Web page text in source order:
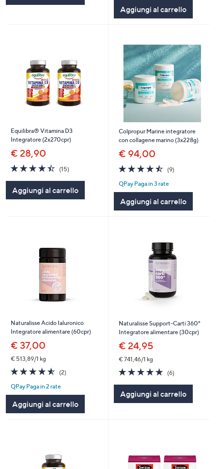
Stars
Aggiungi al carrello
Equilibra® Vitamina D3
Integratore (2x270cpr)
€ 28,90
4.4
of
Stars
(15)15
Aggiungi al carrello
Colpropur Marine integratore
con collagene marino (3x228g)
€ 94,00
4.4
of
5
Stars
(9)9
QPay Paga in 3 rate
Aggiungi al carrello
Naturalisse Acido Ialuronico
Integratore alimentare (60cpr)
€ 37,00
€ 513,89/1 kg
4.5
of
5
Stars
(2)2
QPay Paga in 2 rate
Aggiungi al carrello
Naturalisse Support-Carti 360°
Integratore alimentare (30cpr)
€ 24,95
€ 741,46/1 kg
4.7
of
Stars
(6)6
Aggiungi al carrello